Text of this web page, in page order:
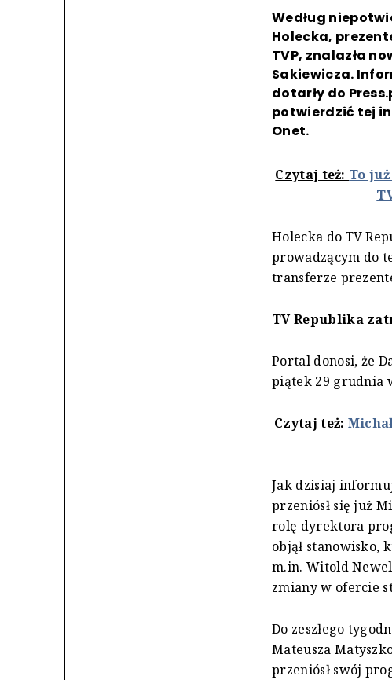
Według
Holecka,
TVP, znalazła
Sakiewicza.
dotarły do
potwierdzić tej
Onet.
Czytaj też: To
Holecka do TV
prowadzącym do
transferze
TV Republika
Portal donosi, że
piątek 29 grudnia
Czytaj też:
Jak dzisiaj
przeniósł się już
rolę dyrektora
objął stanowisko,
m.in. Witold
zmiany w ofercie
Do zeszłego
Mateusza
przeniósł swój